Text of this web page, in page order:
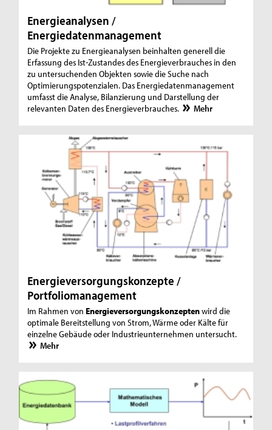
Energieanalysen /
Energiedatenmanagement
Die Projekte zu Energieanalysen beinhalten generell die
Erfassung des Ist-Zustandes des Energieverbrauches in den
zu untersuchenden Objekten sowie die Suche nach
Optimierungspotenzialen. Das Energiedatenmanagement
umfasst die Analyse, Bilanzierung und Darstellung der
relevanten Daten des Energieverbrauches.
Mehr
Energieversorgungskonzepte /
Portfoliomanagement
Im Rahmen von Energieversorgungskonzeptenwird die
optimale Bereitstellung von Strom, Wärme oder Kälte für
einzelne Gebäude oder Industrieunternehmen untersucht.
Mehr